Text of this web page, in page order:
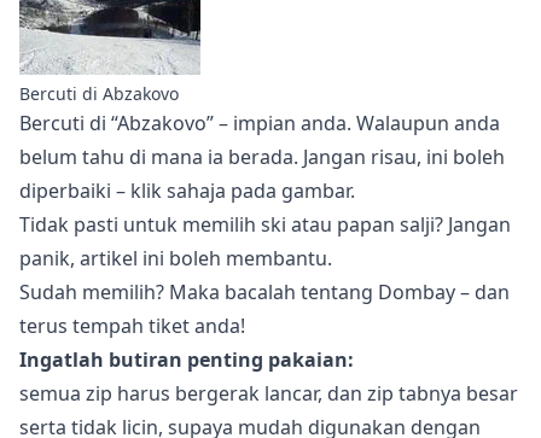
Bercuti di Abzakovo
Bercuti di “Abzakovo”– impian anda. Walaupun anda
belum tahu di mana ia berada. Jangan risau, ini boleh
diperbaiki – klik sahaja pada gambar.
Tidak pasti untuk memilih ski atau papan salji? Jangan
panik, artikel ini boleh membantu.
Sudah memilih? Maka bacalah tentang Dombay– dan
terus tempah tiket anda!
Ingatlah butiran penting pakaian:
semua zip harus bergerak lancar, dan zip tabnya besar
serta tidak licin, supaya mudah digunakan dengan